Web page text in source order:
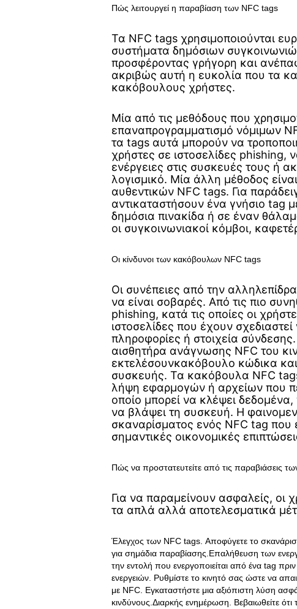
Πώς λειτουργεί η παραβίαση των NFC tags
Τα NFC tags χρησιμοποιούνται
συστήματα δημόσιων
προσφέροντας γρήγορη και
ακριβώς αυτή η ευκολία που τα
κακόβουλους χρήστες.
Μία από τις μεθόδους που
επαναπρογραμματισμό νόμιμων
τα tags αυτά μπορούν να
χρήστες σε ιστοσελίδες phishing,
ενέργειες στις συσκευές τους ή
λογισμικό. Μία άλλη μέθοδος
αυθεντικών NFC tags. Για
αντικαταστήσουν ένα γνήσιο tag
δημόσια πινακίδα ή σε έναν
οι συγκοινωνιακοί κόμβοι,
Οι κίνδυνοι των κακόβουλων NFC tags
Οι συνέπειες από την
να είναι σοβαρές. Από τις πιο
phishing, κατά τις οποίες οι
ιστοσελίδες που έχουν
πληροφορίες ή στοιχεία
αισθητήρα ανάγνωσης NFC του
εκτελέσουνκακόβουλο κώδικα
συσκευής. Τα κακόβουλα NFC
λήψη εφαρμογών ή αρχείων που
οποίο μπορεί να κλέψει
να βλάψει τη συσκευή. Η
σκαναρίσματος ενός NFC tag που
σημαντικές οικονομικές
Πώς να προστατευτείτε από τις παραβιάσεις
Για να παραμείνουν ασφαλείς, οι
τα απλά αλλά αποτελεσματικά
Έλεγχος των NFC tags. Αποφύγετε το
για σημάδια παραβίασης.Επαλήθευση των
την εντολή που ενεργοποιείται από ένα tag
ενεργειών. Ρυθμίστε το κινητό σας ώστε να
με NFC. Εγκαταστήστε μια αξιόπιστη λύση
κινδύνους.Διαρκής ενημέρωση. Βεβαιωθείτε ότι